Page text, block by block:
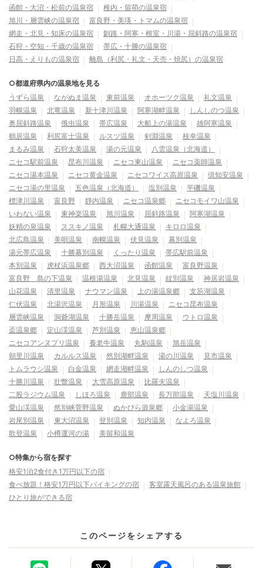
函館・大沼・松前の温泉宿
稚内・留萌の温泉宿
旭川・層雲峡の温泉宿
富良野・美瑛・トマムの温泉宿
網走・北見・知床の温泉宿
釧路・阿寒・根室・川湯・屈斜路の温泉宿
石狩・空知・千歳の温泉宿
帯広・十勝の温泉宿
日高・えりもの温泉宿
離島（利尻・礼文・天売・焼尻）の温泉宿
○都道府県内の温泉地を見る
うずら温泉
ながぬま温泉 東前温泉 オホーツク温泉
礼文温泉
羽幌温泉
北竜温泉 新十津川温泉 阿寒湖畔温泉
しんしのつ温泉
奥屈斜路温泉
俄虫温泉 帯広温泉 大船上の湯温泉
雄阿寒温泉
鶴居温泉
利尻富士温泉 ルスツ温泉 剣淵温泉
枝幸温泉
まるみ温泉
石狩太美温泉 湯の元温泉
八雲温泉（北海道）
ニセコ駅前温泉
昆布川温泉 ニセコ東山温泉
ニセコ薬師温泉
ニセコ湯本温泉
ニセコ黄金温泉 ニセコワイス高原温泉
倶知安温泉
ニセコ湯の里温泉
五色温泉（北海道） 塩別温泉
平磯温泉
標津川温泉
富良野 靜内温泉 ニセコ温泉郷
ニセコモイワ山温泉
いわない温泉
東神楽温泉 旭川温泉 屈斜路温泉
阿寒湖温泉
妖精の泉温泉
ススキノ温泉 札幌大通温泉
キロロ温泉
北広島温泉
美唄温泉 南幌温泉 伏見温泉
幕別温泉
湯元帯広温泉
十勝幕別温泉 くったり温泉
帯広駅前温泉
本別温泉
虎杖浜温泉郷 西大沼温泉 函館温泉
富良野温泉
富良野 島の下温泉
温根湯温泉 北見温泉 紋別温泉
神居岩温泉
山花温泉
清里温泉 ナウマン温泉 上の湯温泉郷
支笏湖温泉
仁伏温泉
北湯沢温泉 月形温泉 川湯温泉
ニセコ昆布温泉
層雲峡温泉
洞爺湖温泉 十勝岳温泉 摩周温泉
ウトロ温泉
盃温泉郷
定山渓温泉 芦別温泉
恵山温泉郷
ニセコアンヌプリ温泉
養老牛温泉 丸駒温泉
旭岳温泉
朝里川温泉
カルルス温泉 然別湖畔温泉 湯の川温泉
見市温泉
トムラウシ温泉
白金温泉 網走湖畔温泉
しんのしつ温泉
十勝川温泉
壮瞥温泉 大雪高原温泉
比羅夫温泉
二股ラジウム温泉
しほろ温泉 鹿部温泉 長万部温泉
天塩川温泉
愛山渓温泉
然別峡菅野温泉 ぬかびら源泉郷
小金湯温泉
岩尾別温泉
東大沼温泉 登別温泉 知内温泉
なよろ温泉
歌登温泉
小樽運河の湯 美留和温泉
○特集から宿を探す
格安1泊2食付き1万円以下の宿
食べ放題！格安1万円以下バイキングの宿
客室露天風呂のある温泉旅館
ひとり旅ができる宿
このページをシェアする